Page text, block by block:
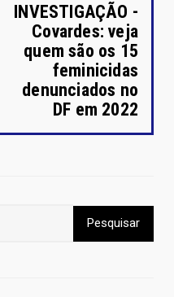
INVESTIGAÇÃO -
Covardes: veja
quem são os 15
feminicidas
denunciados no
DF em 2022